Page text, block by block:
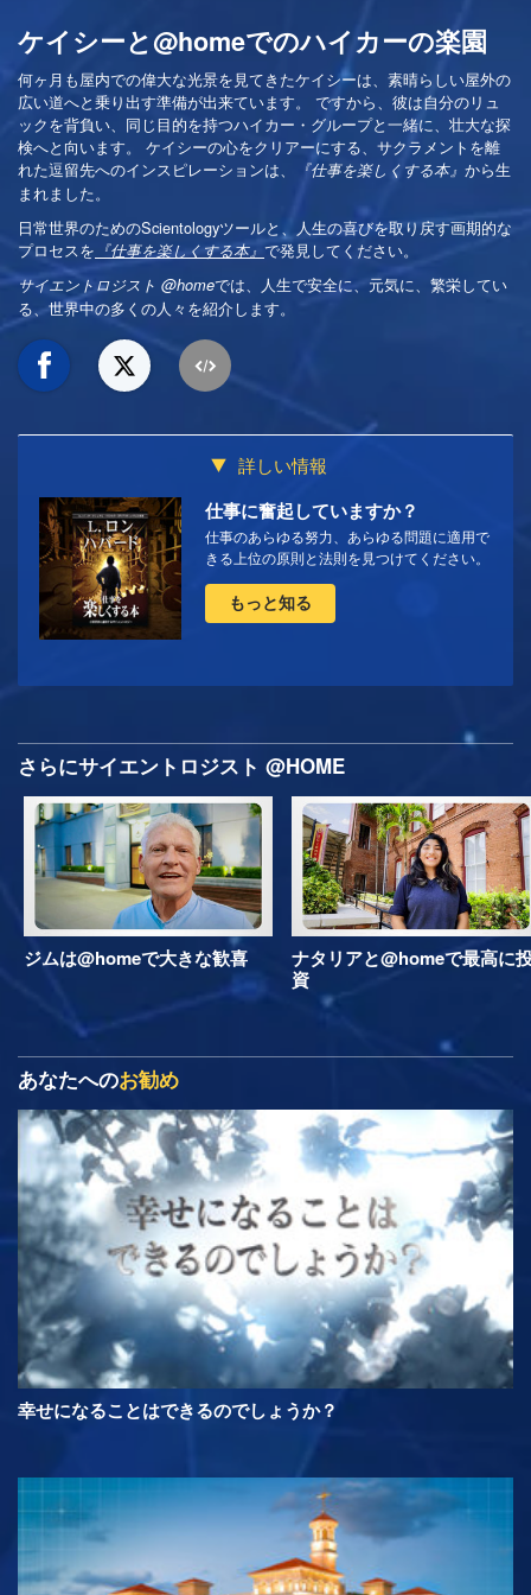
ケイシーと@homeでのハイカーの楽園
何ヶ月も屋内での偉大な光景を見てきたケイシーは、素晴らしい屋外の
広い道へと乗り出す準備が出来ています。 ですから、彼は自分のリュ
ックを背負い、同じ目的を持つハイカー・グループと一緒に、壮大な探
検へと向います。 ケイシーの心をクリアーにする、サクラメントを離
れた逗留先へのインスピレーションは、
『仕事を楽しくする本』 から生
まれました。
日常世界のためのScientologyツールと、人生の喜びを取り戻す画期的な
プロセスを 『仕事を楽しくする本』 で発見してください。
サイエントロジスト @homeでは、人生で安全に、元気に、繁栄してい
る、世界中の多くの人々を紹介します。
詳しい情報
仕事に奮起していますか？
仕事のあらゆる努力、あらゆる問題に適用で
きる上位の原則と法則を見つけてください。
もっと知る
さらにサイエントロジスト @HOME
ジムは@homeで大きな歓喜
ナタリアと@homeで最高に
資
あなたへのお勧め
幸せになることはできるのでしょうか？